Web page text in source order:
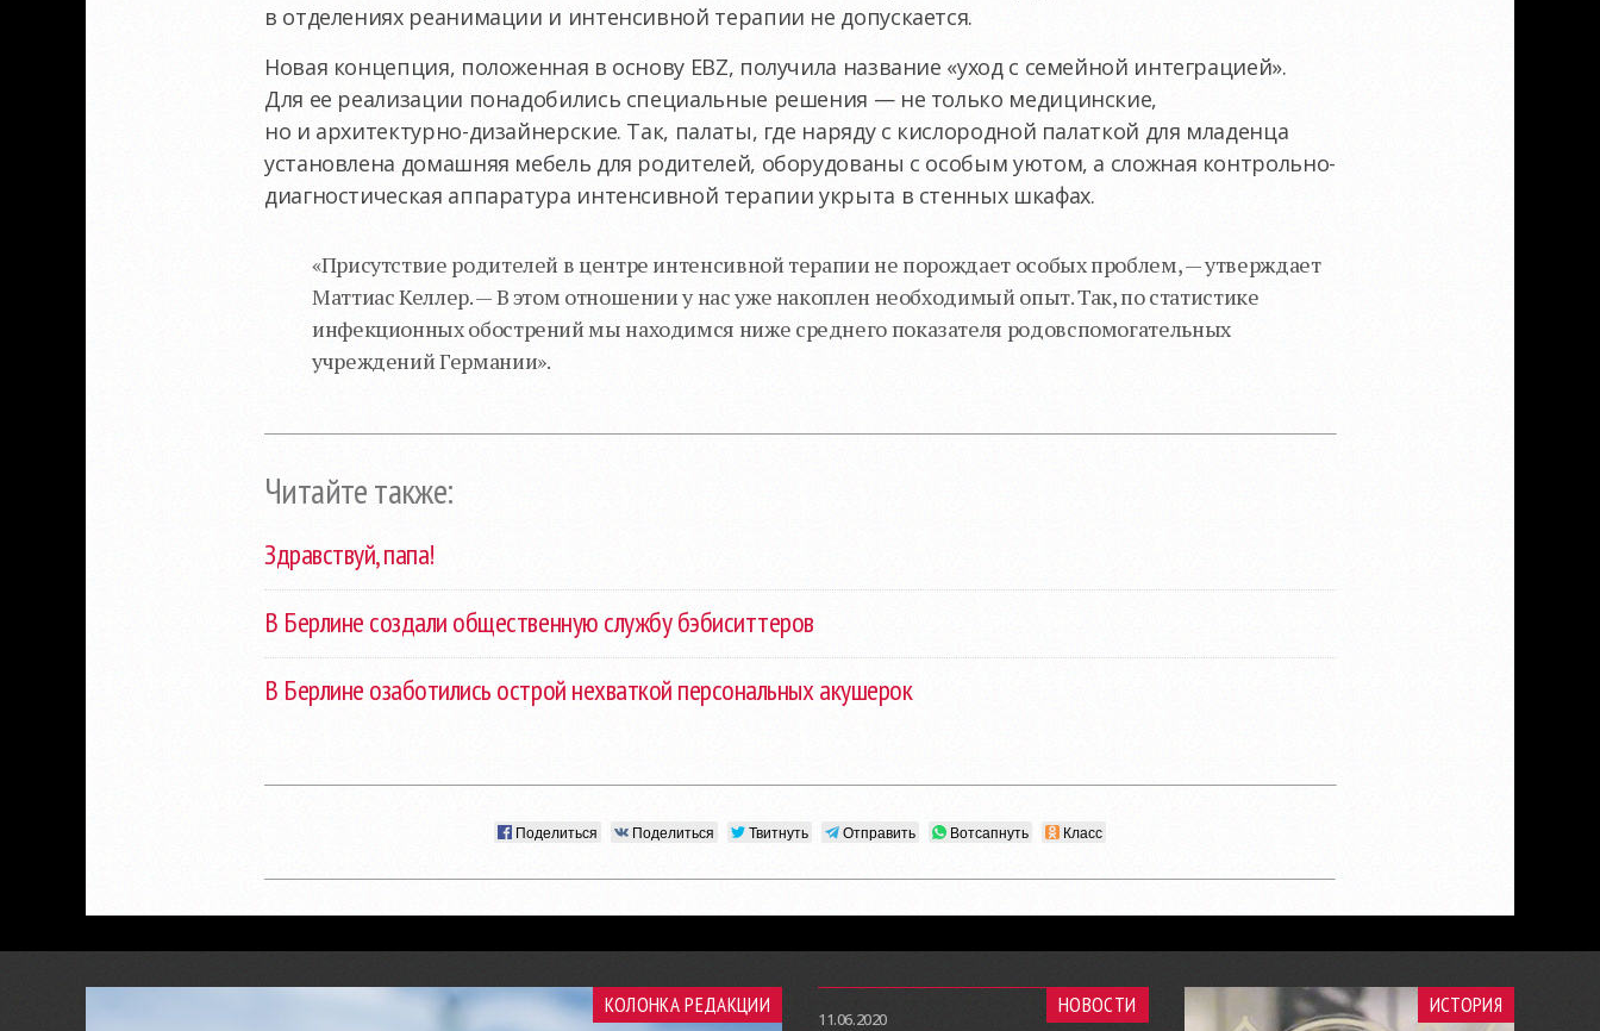
в отделениях реанимации и интенсивной терапии не допускается.
Новая концепция, положенная в основу EBZ, получила название «уход с семейной интеграцией».
Для ее реализации понадобились специальные решения — не только медицинские,
но и архитектурно-дизайнерские. Так, палаты, где наряду с кислородной палаткой для младенца
установлена домашняя мебель для родителей, оборудованы с особым уютом, а сложная контрольно-
диагностическая аппаратура интенсивной терапии укрыта в стенных шкафах.
«Присутствие родителей в центре интенсивной терапии не порождает особых проблем, — утверждает
Маттиас Келлер. — В этом отношении у нас уже накоплен необходимый опыт. Так, по статистике
инфекционных обострений мы находимся ниже среднего показателя родовспомогательных
учреждений Германии».
Читайте также:
Здравствуй, папа!
В Берлине создали общественную службу бэбиситтеров
В Берлине озаботились острой нехваткой персональных акушерок
Поделиться Поделиться Твитнуть Отправить Вотсапнуть Класс
КОЛОНКА РЕДАКЦИИ НОВОСТИ
11.06.2020
ИСТОРИЯ